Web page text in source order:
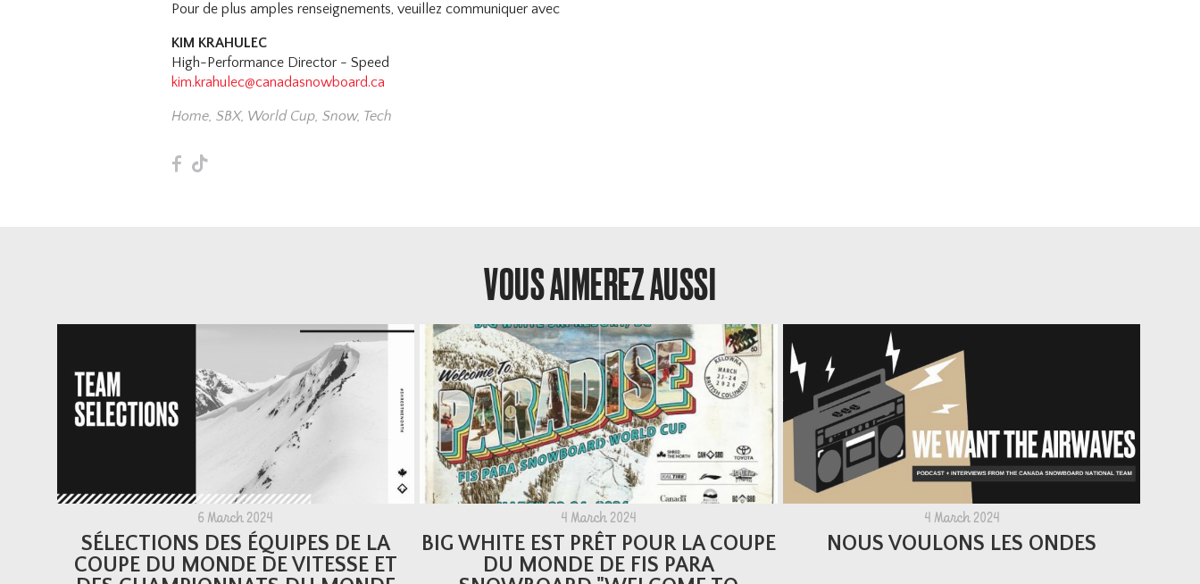
Pour de plus amples renseignements, veuillez communiquer avec
KIM KRAHULEC
High-Performance Director - Speed
kim.krahulec@canadasnowboard.ca
Home, SBX, World Cup, Snow, Tech
F T
VOUS AIMEREZ AUSSI
6 March 2024
SÉLECTIONS DES ÉQUIPES DE LA
COUPE DU MONDE DE VITESSE ET
4 March 2024
BIG WHITE EST PRÊT POUR LA COUPE
DU MONDE DE FIS PARA
4 March 2024
NOUS VOULONS LES ONDES